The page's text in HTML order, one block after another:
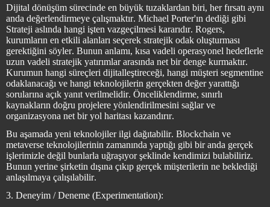
Dijital dönüşüm sürecinde en büyük tuzaklardan biri, her fırsatı aynı
anda değerlendirmeye çalışmaktır. Michael Porter'ın dediği gibi
Strateji aslında hangi işten vazgeçilmesi kararıdır. Rogers,
kurumların en etkili alanları seçerek stratejik odak oluşturması
gerektiğini söyler. Bunun anlamı, kısa vadeli operasyonel hedeflerle
uzun vadeli stratejik yatırımlar arasında net bir denge kurmaktır.
Kurumun hangi süreçleri dijitalleştireceği, hangi müşteri segmentine
odaklanacağı ve hangi teknolojilerin gerçekten değer yarattığı
sorularına açık yanıt verilmelidir. Önceliklendirme, sınırlı
kaynakların doğru projelere yönlendirilmesini sağlar ve
organizasyona net bir yol haritası kazandırır.
Bu aşamada yeni teknolojiler ilgi dağıtabilir. Blockchain ve
metaverse teknolojilerinin zamanında yaptığı gibi bir anda gerçek
işlerimizle değil bunlarla uğraşıyor şeklinde kendimizi bulabiliriz.
Bunun yerine şirketin dışına çıkıp gerçek müşterilerin ne beklediği
anlaşılmaya çalışılabilir.
3. Deneyim / Deneme (Experimentation):